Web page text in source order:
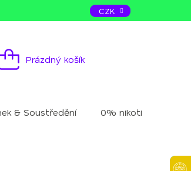
CZK
Prázdný košík
& Soustředění 0% nikotinu